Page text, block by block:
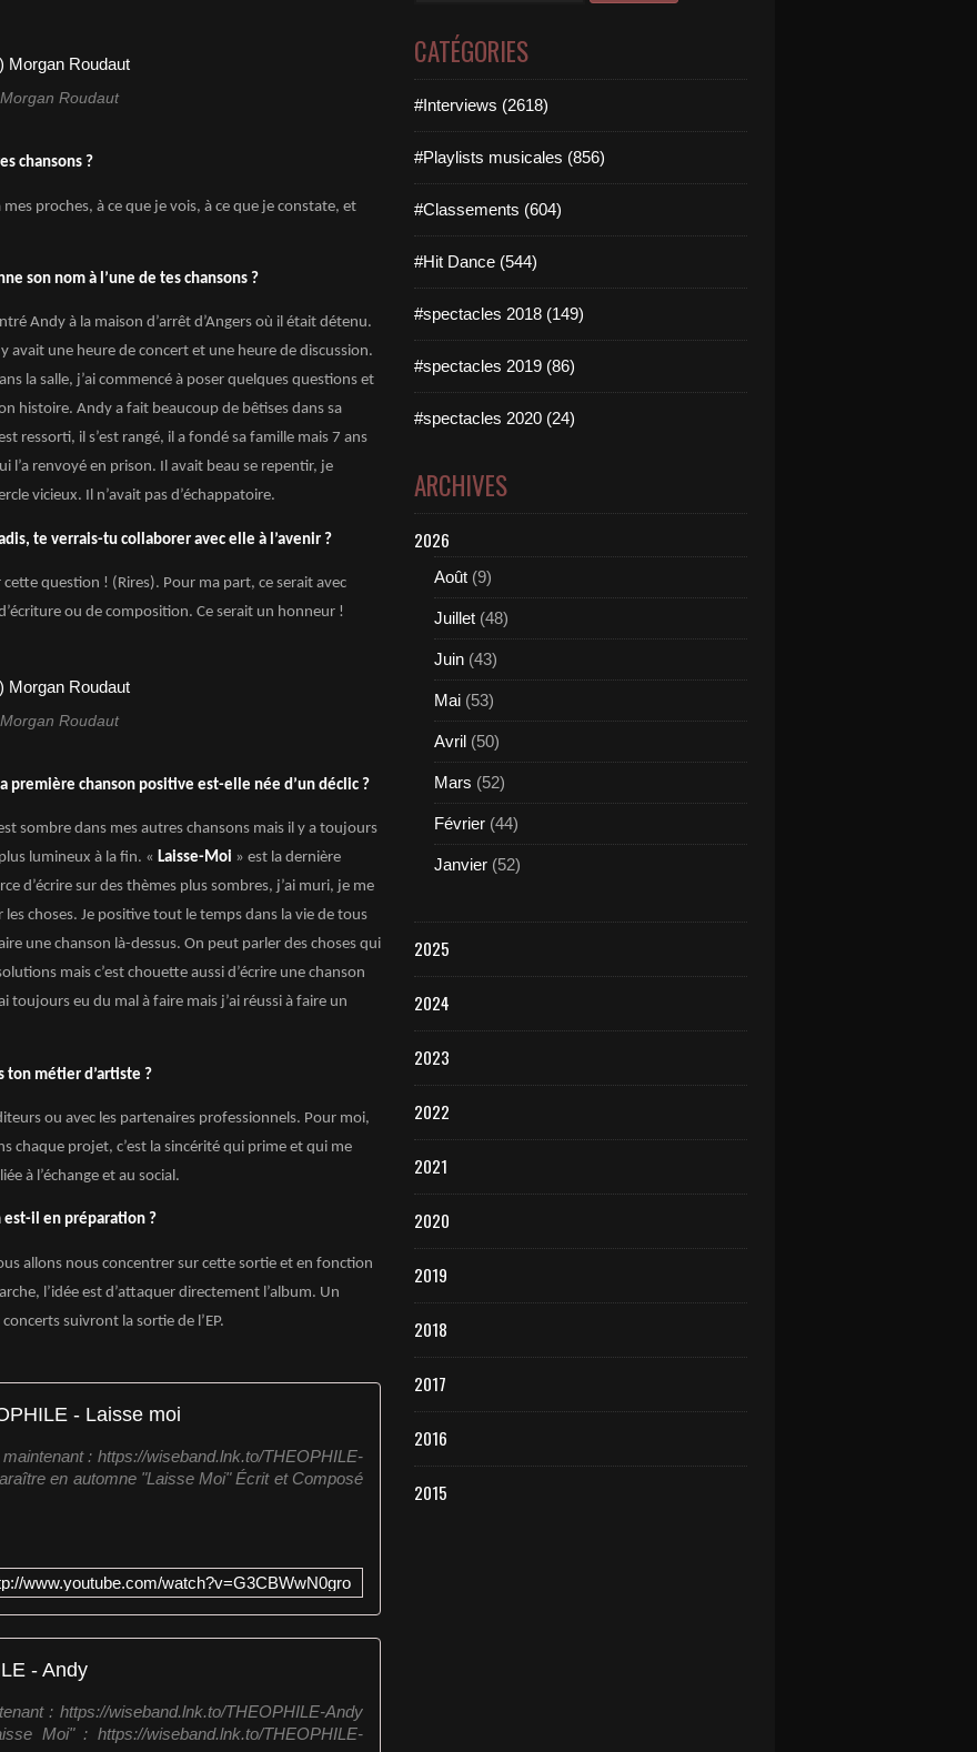
Roudaut
chansons ?
proches, à ce que je vois, à ce que je constate, et
son nom à l’une de tes chansons ?
Andy à la maison d’arrêt d’Angers où il était détenu.
avait une heure de concert et une heure de discussion.
la salle, j’ai commencé à poser quelques questions et
histoire. Andy a fait beaucoup de bêtises dans sa
ressorti, il s’est rangé, il a fondé sa famille mais 7 ans
l’a renvoyé en prison. Il avait beau se repentir, je
vicieux. Il n’avait pas d’échappatoire.
te verrais-tu collaborer avec elle à l’avenir ?
question ! (Rires). Pour ma part, ce serait avec
ou de composition. Ce serait un honneur !
Roudaut
première chanson positive est-elle née d’un déclic ?
sombre dans mes autres chansons mais il y a toujours
lumineux à la fin. « Laisse-Moi » est la dernière
d’écrire sur des thèmes plus sombres, j’ai muri, je me
choses. Je positive tout le temps dans la vie de tous
une chanson là-dessus. On peut parler des choses qui
mais c’est chouette aussi d’écrire une chanson
toujours eu du mal à faire mais j’ai réussi à faire un
ton métier d’artiste ?
ou avec les partenaires professionnels. Pour moi,
chaque projet, c’est la sincérité qui prime et qui me
à l’échange et au social.
est-il en préparation ?
allons nous concentrer sur cette sortie et en fonction
l’idée est d’attaquer directement l’album. Un
suivront la sortie de l’EP.
- Laisse moi
: https://wiseband.lnk.to/THEOPHILE-
en automne "Laisse Moi" Écrit et Composé
www.youtube.com/watch?v=G3CBWwN0gro
- Andy
: https://wiseband.lnk.to/THEOPHILE-Andy
Moi" : https://wiseband.lnk.to/THEOPHILE-
CATÉGORIES
#Interviews (2618)
#Playlists musicales (856)
#Classements (604)
#Hit Dance (544)
#spectacles 2018 (149)
#spectacles 2019 (86)
#spectacles 2020 (24)
ARCHIVES
2026
Août (9)
Juillet (48)
Juin (43)
Mai (53)
Avril (50)
Mars (52)
Février (44)
Janvier (52)
2025
2024
2023
2022
2021
2020
2019
2018
2017
2016
2015